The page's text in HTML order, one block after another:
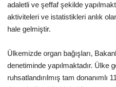
Sağlık
İletişim
Kültür Sanat
adaletli ve şeffaf şekilde
aktiviteleri ve istatistikleri anlık
hale gelmiştir.
Ülkemizde organ bağışları,
denetiminde yapılmaktadır. Ülke
ruhsatlandırılmış tam donanımlı